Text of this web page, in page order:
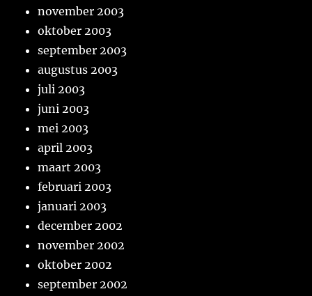
november 2003
oktober 2003
september 2003
augustus 2003
juli 2003
juni 2003
mei 2003
april 2003
maart 2003
februari 2003
januari 2003
december 2002
november 2002
oktober 2002
september 2002